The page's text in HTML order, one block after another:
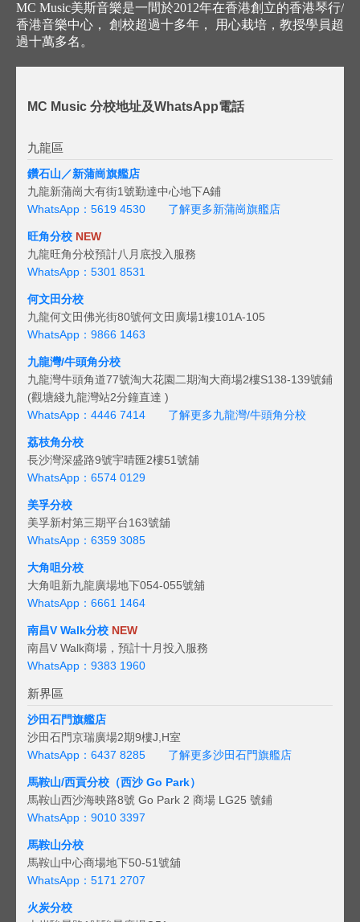
MC Music美斯音樂是一間於2012年在香港創立的香港琴行/
香港音樂中心， 創校超過十多年， 用心栽培，教授學員超
過十萬多名。
MC Music 分校地址及WhatsApp電話
九龍區
鑽石山／新蒲崗旗艦店
九龍新蒲崗大有街1號勤達中心地下A鋪
WhatsApp：5619 4530
了解更多新蒲崗旗艦店
旺角分校 NEW
九龍旺角分校預計八月底投入服務
WhatsApp：5301 8531
何文田分校
九龍何文田佛光街80號何文田廣場1樓101A-105
WhatsApp：9866 1463
九龍灣/牛頭角分校
九龍灣牛頭角道77號淘大花園二期淘大商場2樓S138-139號鋪
(觀塘綫九龍灣站2分鐘直達 )
WhatsApp：4446 7414
了解更多九龍灣/牛頭角分校
荔枝角分校
長沙灣深盛路9號宇晴匯2樓51號舖
WhatsApp：6574 0129
美孚分校
美孚新村第三期平台163號舖
WhatsApp：6359 3085
大角咀分校
大角咀新九龍廣場地下054-055號舖
WhatsApp：6661 1464
南昌V Walk分校 NEW
南昌V Walk商場，預計十月投入服務
WhatsApp：9383 1960
新界區
沙田石門旗艦店
沙田石門京瑞廣場2期9樓J,H室
WhatsApp：6437 8285
了解更多沙田石門旗艦店
馬鞍山/西貢分校（西沙 Go Park）
馬鞍山西沙海映路8號 Go Park 2 商場 LG25 號鋪
WhatsApp：9010 3397
馬鞍山分校
馬鞍山中心商場地下50-51號舖
WhatsApp：5171 2707
火炭分校